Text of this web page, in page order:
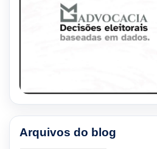
Arquivos do blog